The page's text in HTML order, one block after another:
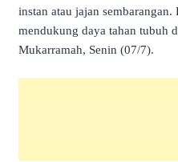
instan atau jajan
mendukung daya tahan tubuh
Mukarramah, Senin (07/7).